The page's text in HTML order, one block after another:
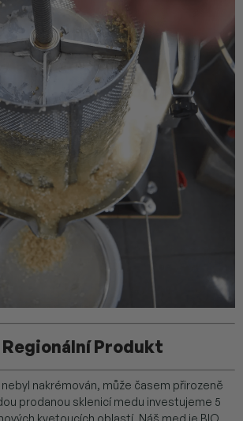
Produkt
nakrémován, může časem přirozeně
prodanou sklenicí medu investujeme 5